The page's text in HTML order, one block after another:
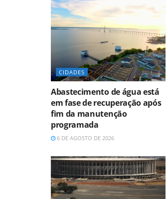
CIDADES
Abastecimento de água está
em fase de recuperação após
fim da manutenção
programada
6 DE AGOSTO DE 2026